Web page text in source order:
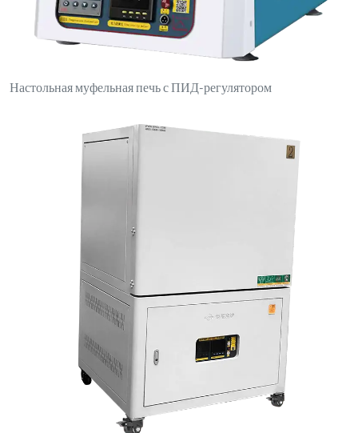
Настольная муфельная печь с ПИД-регулятором